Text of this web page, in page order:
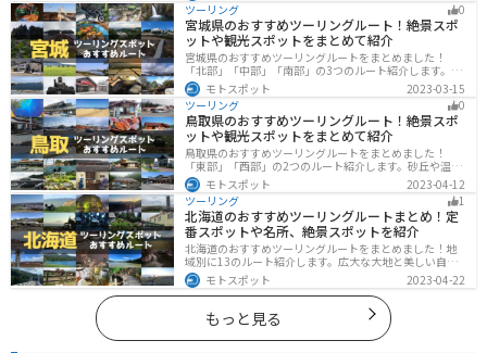
ツーリングに行く際は参考にしてください。
ツーリング
0
宮城県のおすすめツーリングルート！絶景スポ
ットや観光スポットをまとめて紹介
宮城県のおすすめツーリングルートをまとめました！
「北部」「中部」「南部」の3つのルート紹介します。キ
ツネ村や広大な山や滝、湖などを歴史や自然を満喫する
ツーリングができます。バイクで宮城県にツーリングに
行く際は参考にしてください。
モトスポット
2023-03-15
ツーリング
0
鳥取県のおすすめツーリングルート！絶景スポ
ットや観光スポットをまとめて紹介
鳥取県のおすすめツーリングルートをまとめました！
「東部」「西部」の2つのルート紹介します。砂丘や温泉
地、歴史ある城跡など魅力溢れるスポットが多数あるの
で楽しめます。バイクで鳥取県にツーリングに行く際は
参考にしてください。
モトスポット
2023-04-12
ツーリング
1
北海道のおすすめツーリングルートまとめ！定
番スポットや名所、絶景スポットを紹介
北海道のおすすめツーリングルートをまとめました！地
域別に13のルート紹介します。広大な大地と美しい自然
が広がり、四季折々の魅力を楽しめる観光スポットが数
多くあります。バイクで北海道にツーリングに行く際は
参考にしてください。
モトスポット 2023-04-22
もっと見る